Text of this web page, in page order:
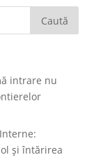
intrare nu
și întărirea